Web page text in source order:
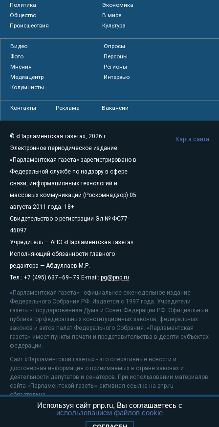
Политика
Экономика
Общество
В мире
Происшествия
Культура
Видео
Опросы
Фото
Персоны
Мнения
Регионы
Медиацентр
Интервью
Колумнисты
Контакты Реклама Вакансии
© «Парламентская газета», 2026 г.
Электронное периодическое издание
«Парламентская газета» зарегистрировано в
Федеральной службе по надзору в сфере
связи, информационных технологий и
массовых коммуникаций (Роскомнадзор) 05
августа 2011 года. 18+
Свидетельство о регистрации Эл № ФС77-
46097
Учредитель — АНО «Парламентская газета»
Исполняющий обязанности главного
редактора — Абдуллаев М.Р.
Тел.: +7 (495) 637–69–79 E-mail: pg@pnp.ru
«Парламентская газета» - официальное еженедельное издание
Федерального Собрания РФ. Издается с 1997 года. Учредители
газеты - Государственная Дума и Совет Федерации РФ. Официальный
публикатор федеральных конституционных законов, федеральных
законов и актов палат Федерального Собрания. «Парламентская
газета» имеет пункты печати и представительства в десяти субъектах
федерации.
Сайт «Парламентской газеты» - это оперативные новости и
достоверная информация о принимаемых в стране законах и
деятельности депутатов и сенаторов. При использовании материалов
сайта «Парламентской газеты» активная ссылка на pnp.ru
обязательна.
На информационном ресурсе применяютсярекомендательные
Карта сайта
Используя сайт pnp.ru, Вы соглашаетесь с
использованием файлов cookie